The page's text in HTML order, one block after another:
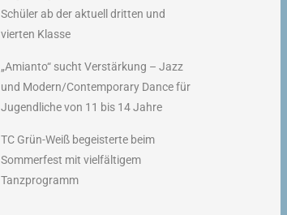
Schüler ab der aktuell dritten und
vierten Klasse
„Amianto“ sucht Verstärkung – Jazz
und Modern/Contemporary Dance für
Jugendliche von 11 bis 14 Jahre
TC Grün-Weiß begeisterte beim
Sommerfest mit vielfältigem
Tanzprogramm